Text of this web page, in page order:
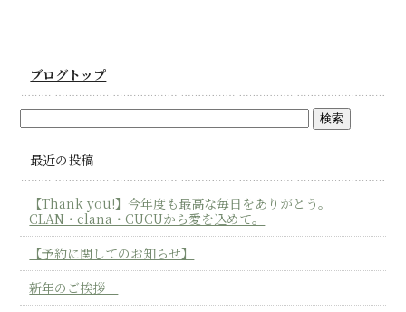
ブログトップ
最近の投稿
【Thank you!】今年度も最高な毎日をありがとう。
CLAN・clana・CUCUから愛を込めて。
【予約に関してのお知らせ】
新年のご挨拶